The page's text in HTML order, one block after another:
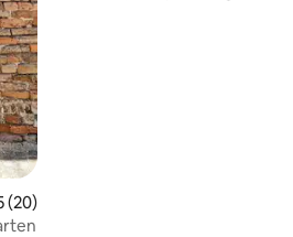
Bewertung: 5 von 5,
(20)